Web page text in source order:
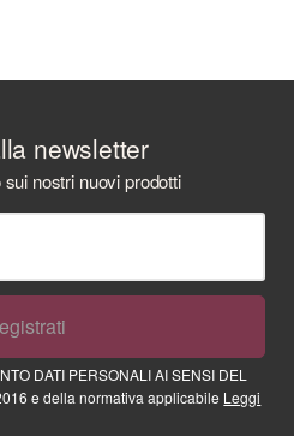
newsletter
nostri nuovi prodotti
DATI PERSONALI AI SENSI DEL
e della normativa applicabile Leggi